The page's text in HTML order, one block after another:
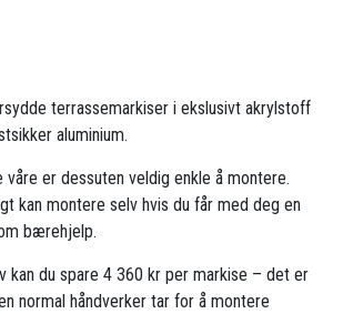
terrassemarkiser i ekslusivt akrylstoff
aluminium.
våre er dessuten veldig enkle å montere.
kan montere selv hvis du får med deg en
bærehjelp.
kan du spare 4 360 kr per markise – det er
normal håndverker tar for å montere